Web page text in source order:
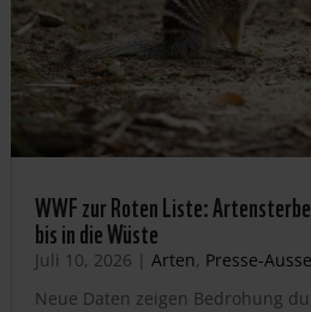
WWF zur Roten Liste:
bis in die Wüste
Juli 10, 2026 | Arten, Presse-
Neue Daten zeigen Bedrohung